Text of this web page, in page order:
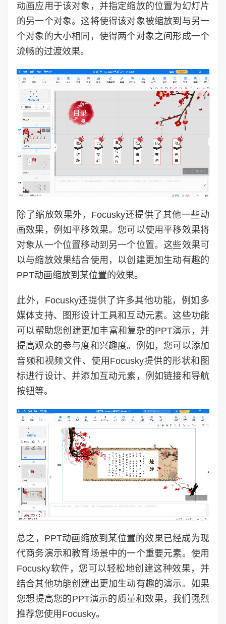
动画应用于该对象，并指定缩放的位置为幻灯片
的另一个对象。这将使得该对象被缩放到与另一
个对象的大小相同，使得两个对象之间形成一个
流畅的过渡效果。
除了缩放效果外，Focusky还提供了其他一些动
画效果，例如平移效果。您可以使用平移效果将
对象从一个位置移动到另一个位置。这些效果可
以与缩放效果结合使用，以创建更加生动有趣的
PPT动画缩放到某位置的效果。
此外，Focusky还提供了许多其他功能，例如多
媒体支持、图形设计工具和互动元素。这些功能
可以帮助您创建更加丰富和复杂的PPT演示，并
提高观众的参与度和兴趣度。例如，您可以添加
音频和视频文件、使用Focusky提供的形状和图
标进行设计、并添加互动元素，例如链接和导航
按钮等。
总之，PPT动画缩放到某位置的效果已经成为现
代商务演示和教育场景中的一个重要元素。使用
Focusky软件，您可以轻松地创建这种效果，并
结合其他功能创建出更加生动有趣的演示。如果
您想提高您的PPT演示的质量和效果，我们强烈
推荐您使用Focusky。